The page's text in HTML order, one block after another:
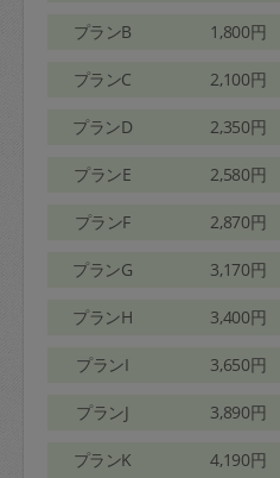
プランB 1,800円
プランC 2,100円
プランD 2,350円
プランE 2,580円
プランF 2,870円
プランG 3,170円
プランH 3,400円
プランI 3,650円
プランJ 3,890円
プランK 4,190円